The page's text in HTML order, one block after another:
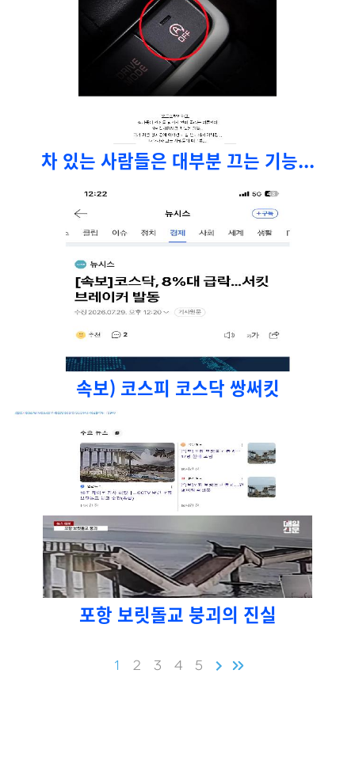
차 있는 사람들은 대부분 끄는 기능...
속보) 코스피 코스닥 쌍써킷
포항 보릿돌교 붕괴의 진실
1 2 3 4 5